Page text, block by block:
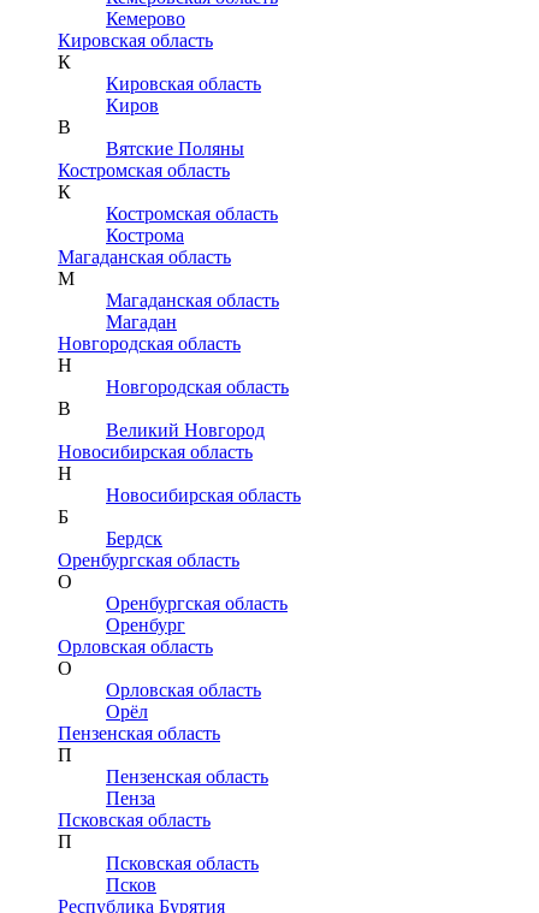
Кемерово
Кировская область
К
Кировская область
Киров
В
Вятские Поляны
Костромская область
К
Костромская область
Кострома
Магаданская область
М
Магаданская область
Магадан
Новгородская область
Н
Новгородская область
В
Великий Новгород
Новосибирская область
Н
Новосибирская область
Б
Бердск
Оренбургская область
О
Оренбургская область
Оренбург
Орловская область
О
Орловская область
Орёл
Пензенская область
П
Пензенская область
Пенза
Псковская область
П
Псковская область
Псков
Республика Бурятия